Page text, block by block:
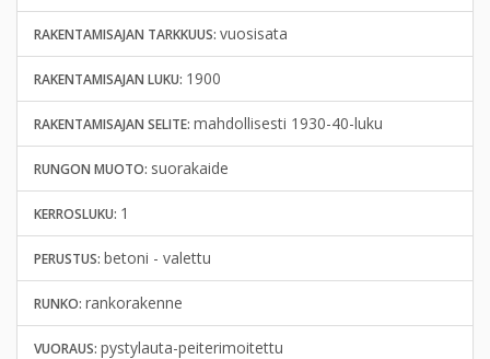
RAKENTAMISAJAN TARKKUUS: vuosisata
RAKENTAMISAJAN LUKU: 1900
RAKENTAMISAJAN SELITE: mahdollisesti 1930-40-luku
RUNGON MUOTO: suorakaide
KERROSLUKU: 1
PERUSTUS: betoni - valettu
RUNKO: rankorakenne
VUORAUS: pystylauta-peiterimoitettu